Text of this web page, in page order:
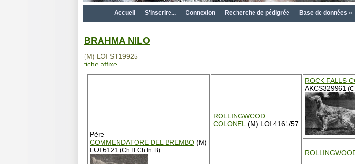
Accueil S'inscrire... Connexion Recherche de pédigrée Base de données »
BRAHMA NILO
(M) LOI ST19925
fiche affixe
Père
COMMENDATORE DEL BREMBO (M)
LOI 6121 (Ch IT Ch Int B)
ROLLINGWOOD
COLONEL (M) LOI 4161/57
ROCK FALLS
AKCS329961